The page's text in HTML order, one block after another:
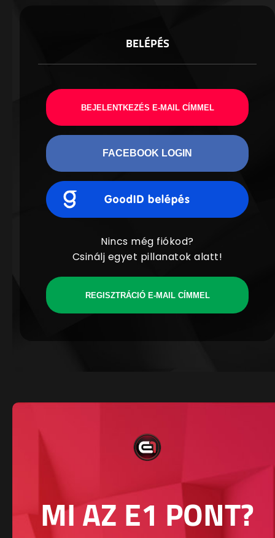
BELÉPÉS
BEJELENTKEZÉS E-MAIL CÍMMEL
FACEBOOK LOGIN
Nincs még fiókod?
Csinálj egyet pillanatok alatt!
REGISZTRÁCIÓ E-MAIL CÍMMEL
MI AZ E1 PONT?